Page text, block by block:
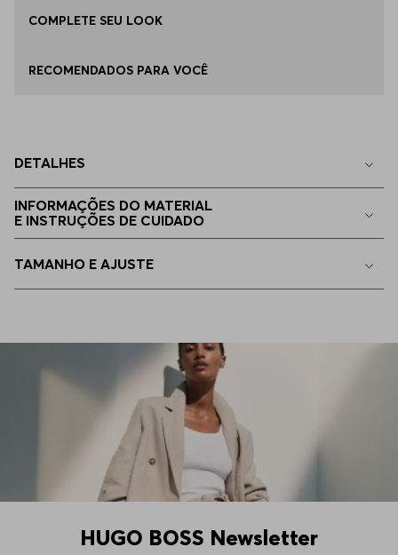
95
80
105 Indisponível
110 Indisponível
115 Indisponível
COMPLETE SEU LOOK
RECOMENDADOS PARA VOCÊ
DETALHES
INFORMAÇÕES DO MATERIAL
E INSTRUÇÕES DE CUIDADO
TAMANHO E AJUSTE
HUGO BOSS Newsletter